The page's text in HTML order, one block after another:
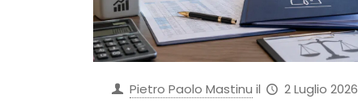
Pietro Paolo Mastinu il 2 Luglio 2026